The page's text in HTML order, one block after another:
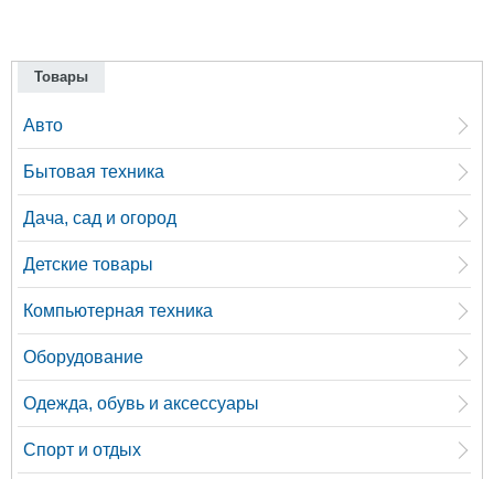
Товары
Авто
Бытовая техника
Дача, сад и огород
Детские товары
Компьютерная техника
Оборудование
Одежда, обувь и аксессуары
Спорт и отдых